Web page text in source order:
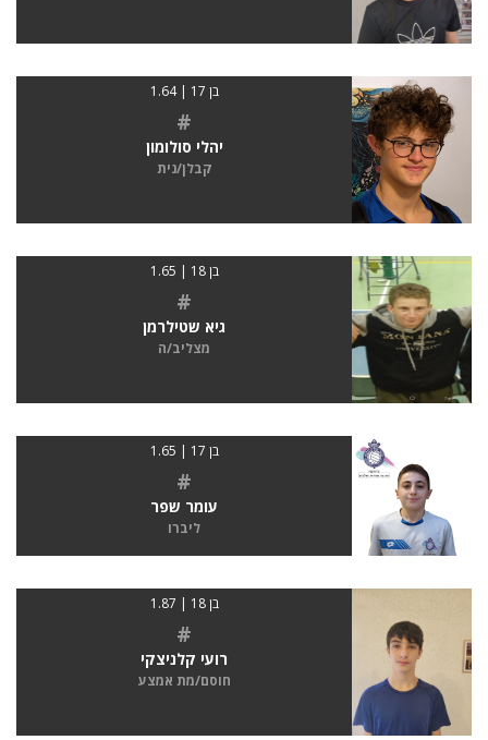
בן 17 | 1.64
#
יהלי סולומון
קבלן/נית
בן 18 | 1.65
#
גיא שטילרמן
מצליב/ה
בן 17 | 1.65
#
עומר שפר
ליברו
בן 18 | 1.87
#
רועי קלניצקי
חוסם/מת אמצע